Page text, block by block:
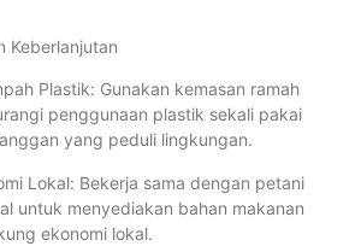
Keberlanjutan
Plastik: Gunakan kemasan ramah
penggunaan plastik sekali pakai
yang peduli lingkungan.
Lokal: Bekerja sama dengan petani
untuk menyediakan bahan makanan
ekonomi lokal.